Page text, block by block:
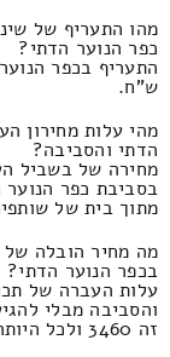
מהו התעריף של
כפר הנוער הדתי?
ש"ח.
הדתי והסביבה?
מחירה של בשביל
בסביבת כפר
מתוך בית של שותפים התעריף הוא
בכפר הנוער הדתי?
עלות העברה של
והסביבה מבלי
זה 3460 ולכל היותר 1850 ש"ח.